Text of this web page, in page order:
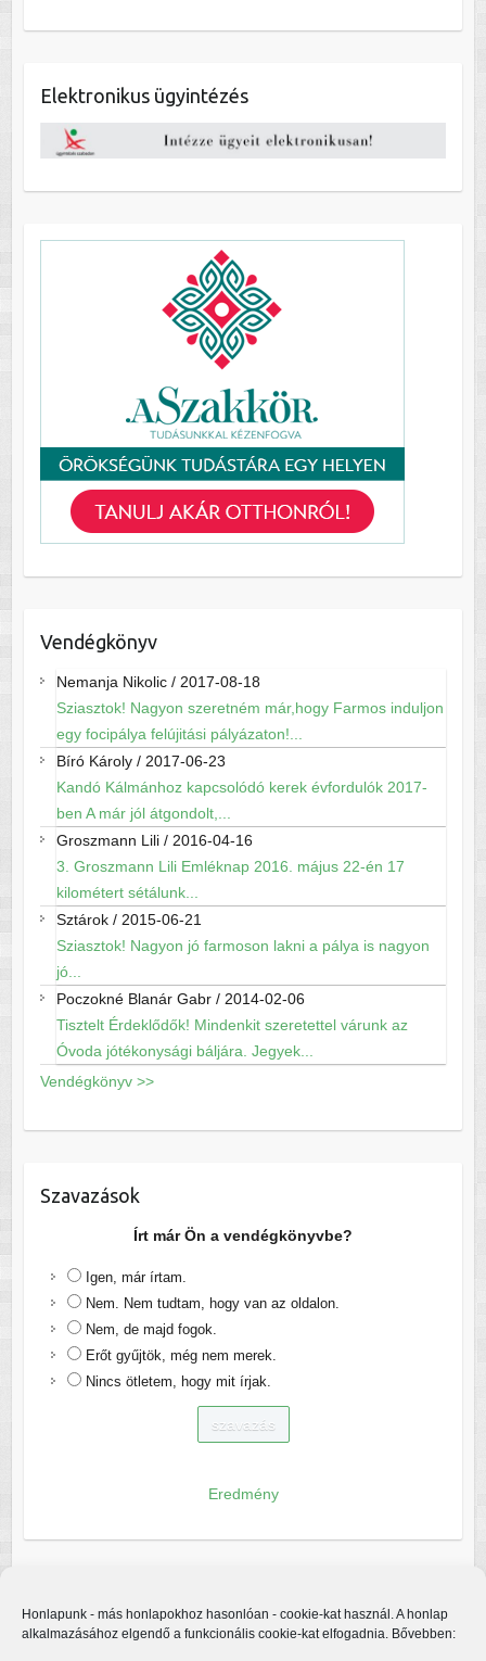
Honlapunk - más honlapokhoz hasonlóan - cookie-kat használ. A honlap
alkalmazásához elgendő a funkcionális cookie-kat elfogadnia. Bővebben:
Elektronikus ügyintézés
Vendégkönyv
Nemanja Nikolic/ 2017-08-18
Sziasztok! Nagyon szeretném már,hogy Farmos induljon
egy focipálya felújitási pályázaton!...
Bíró Károly/ 2017-06-23
Kandó Kálmánhoz kapcsolódó kerek évfordulók 2017-
ben A már jól átgondolt,...
Groszmann Lili/ 2016-04-16
3. Groszmann Lili Emléknap 2016. május 22-én 17
kilométert sétálunk...
Sztárok/ 2015-06-21
Sziasztok! Nagyon jó farmoson lakni a pálya is nagyon
jó...
Poczokné Blanár Gabr/ 2014-02-06
Tisztelt Érdeklődők! Mindenkit szeretettel várunk az
Óvoda jótékonysági báljára. Jegyek...
Vendégkönyv >>
Szavazások
Írt már Ön a vendégkönyvbe?
Igen, már írtam.
Nem. Nem tudtam, hogy van az oldalon.
Nem, de majd fogok.
Erőt gyűjtök, még nem merek.
Nincs ötletem, hogy mit írjak.
Eredmény